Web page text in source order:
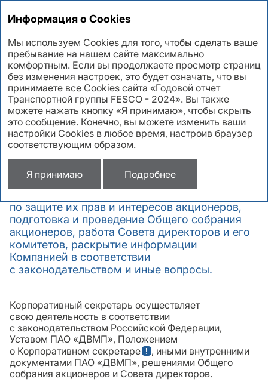
Корпоративный
секретарь
Корпоративным секретарем Компании
обеспечиваются: эффективное текущее
взаимодействие с акционерами, Советом
директоров и менеджментом Компании,
участие в предупреждении корпоративных
по защите их прав и интересов акционеров,
подготовка и проведение Общего собрания
акционеров, работа Совета директоров и его
комитетов, раскрытие информации
Компанией в соответствии
с законодательством и иные вопросы.
Корпоративный секретарь осуществляет
свою деятельность в соответствии
с законодательством Российской Федерации,
Уставом ПАО «ДВМП», Положением
о Корпоративном секретаре
, иными внутренними
документами ПАО «ДВМП», решениями Общего
собрания акционеров и Совета директоров.
Информация о Cookies
Мы используем Cookies для того, чтобы сделать ваше
пребывание на нашем сайте максимально
комфортным. Если вы продолжаете просмотр страниц
без изменения настроек, это будет означать, что вы
принимаете все Cookies сайта «Годовой отчет
Транспортной группы FESCO - 2024». Вы также
можете нажать кнопку «Я принимаю», чтобы скрыть
это сообщение. Конечно, вы можете изменить ваши
настройки Cookies в любое время, настроив браузер
соответствующим образом.
Я принимаю Подробнее